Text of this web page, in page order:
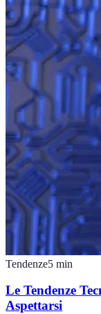
Tendenze5 min
Le Tendenze
Aspettarsi